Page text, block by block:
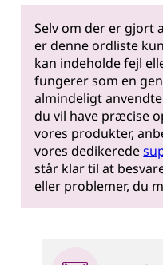
Selv om der er gjort
er denne ordliste
kan indeholde fejl
fungerer som en
almindeligt
du vil have præcise
vores produkter,
vores dedikerede
står klar til at
eller problemer, du